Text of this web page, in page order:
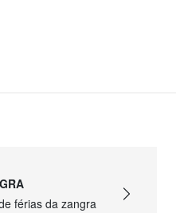
férias da zangra